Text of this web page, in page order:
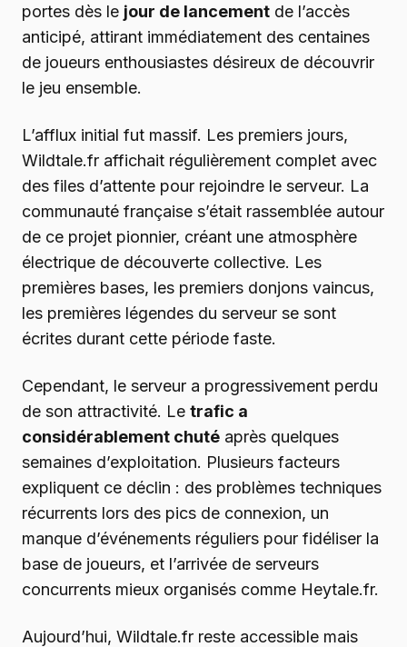
portes dès le jour de lancement de l’accès
anticipé, attirant immédiatement des centaines
de joueurs enthousiastes désireux de découvrir
le jeu ensemble.
L’afflux initial fut massif. Les premiers jours,
Wildtale.fr affichait régulièrement complet avec
des files d’attente pour rejoindre le serveur. La
communauté française s’était rassemblée autour
de ce projet pionnier, créant une atmosphère
électrique de découverte collective. Les
premières bases, les premiers donjons vaincus,
les premières légendes du serveur se sont
écrites durant cette période faste.
Cependant, le serveur a progressivement perdu
de son attractivité. Le trafic a
considérablement chuté après quelques
semaines d’exploitation. Plusieurs facteurs
expliquent ce déclin : des problèmes techniques
récurrents lors des pics de connexion, un
manque d’événements réguliers pour fidéliser la
base de joueurs, et l’arrivée de serveurs
concurrents mieux organisés comme Heytale.fr.
Aujourd’hui, Wildtale.fr reste accessible mais